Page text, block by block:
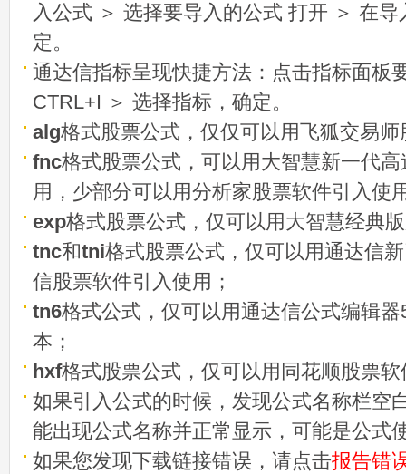
入公式 ＞ 选择要导入的公式 打开 ＞ 在
定。
通达信指标呈现快捷方法：点击指标面板
CTRL+I ＞ 选择指标，确定。
alg格式股票公式，仅仅可以用飞狐交易
fnc格式股票公式，可以用大智慧新一代
用，少部分可以用分析家股票软件引入使
exp格式股票公式，仅可以用大智慧经典
tnc和tni格式股票公式，仅可以用通达信
信股票软件引入使用；
tn6格式公式，仅可以用通达信公式编辑
本；
hxf格式股票公式，仅可以用同花顺股票
如果引入公式的时候，发现公式名称栏空
能出现公式名称并正常显示，可能是公式
如果您发现下载链接错误，请点击报告错